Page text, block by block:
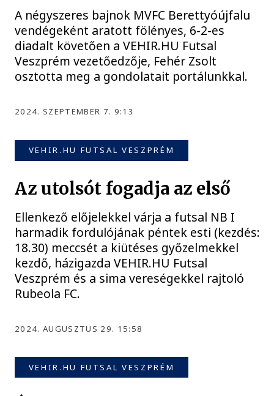
A négyszeres bajnok MVFC Berettyóújfalu
vendégeként aratott fölényes, 6-2-es
diadalt követően a VEHIR.HU Futsal
Veszprém vezetőedzője, Fehér Zsolt
osztotta meg a gondolatait portálunkkal.
2024. SZEPTEMBER 7. 9:13
VEHIR.HU FUTSAL VESZPRÉM
Az utolsót fogadja az első
Ellenkező előjelekkel várja a futsal NB I
harmadik fordulójának péntek esti (kezdés:
18.30) meccsét a kiütéses győzelmekkel
kezdő, házigazda VEHIR.HU Futsal
Veszprém és a sima vereségekkel rajtoló
Rubeola FC.
2024. AUGUSZTUS 29. 15:58
VEHIR.HU FUTSAL VESZPRÉM